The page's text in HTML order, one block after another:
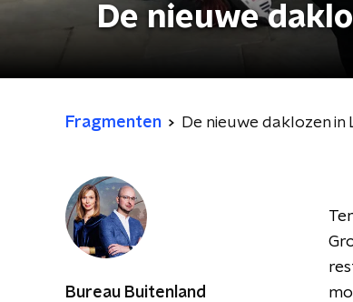
De nieuwe
Fragmenten De nieuwe daklozen in
Bureau Buitenland